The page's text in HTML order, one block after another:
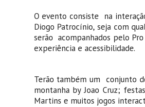
O evento consiste na
Diogo Patrocínio, seja com
serão acompanhados pelo
experiência e acessibilidade.
Terão também um conjunto
montanha by Joao Cruz;
Martins e muitos jogos